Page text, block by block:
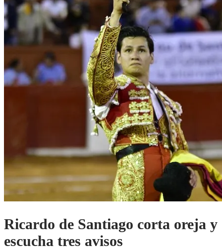
Ricardo de Santiago corta oreja y
escucha tres avisos